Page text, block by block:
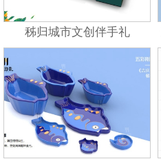
秭归城市文创伴手礼